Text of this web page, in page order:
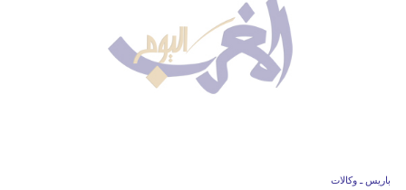
باريس ـ وكالات